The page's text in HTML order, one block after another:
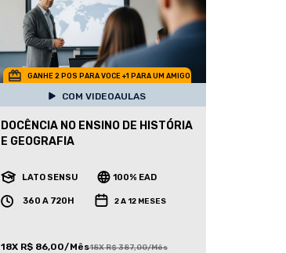
GANHE 2 POS PARA VOCE +1 PARA UM AMIGO
COM VIDEOAULAS
DOCÊNCIA NO ENSINO DE HISTÓRIA
E GEOGRAFIA
LATO SENSU 100% EAD
360 A 720H 2 A 12 MESES
18X R$ 86,00/Mês18X R$ 387,00/Mês